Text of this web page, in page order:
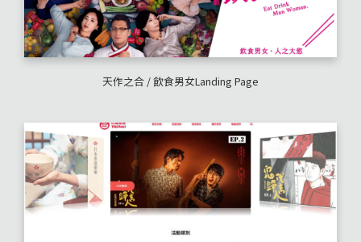
天作之合 / 飲食男女Landing Page